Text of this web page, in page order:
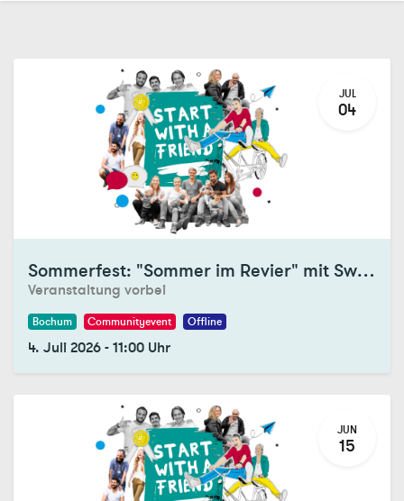
JUL
04
Sommerfest: "Sommer im Revier" mit SwaF Bochum, Dortmund & Essen
Veranstaltung vorbei
Bochum Communityevent Offline
4. Juli 2026-11:00 Uhr
JUN
15